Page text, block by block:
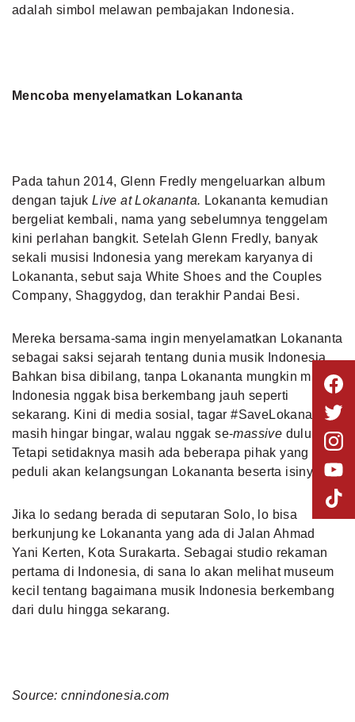
adalah simbol melawan pembajakan Indonesia.
Mencoba menyelamatkan Lokananta
Pada tahun 2014, Glenn Fredly mengeluarkan album
dengan tajukLive at Lokananta. Lokananta kemudian
bergeliat kembali, nama yang sebelumnya tenggelam
kini perlahan bangkit. Setelah Glenn Fredly, banyak
sekali musisi Indonesia yang merekam karyanya di
Lokananta, sebut saja White Shoes and the Couples
Company, Shaggydog, dan terakhir Pandai Besi.
Mereka bersama-sama ingin menyelamatkan Lokananta
sebagai saksi sejarah tentang dunia musik Indonesia.
Bahkan bisa dibilang, tanpa Lokananta mungkin musik
Indonesia nggak bisa berkembang jauh seperti
sekarang. Kini di media sosial, tagar #SaveLokananta
masih hingar bingar, walau nggak se-massive dulu.
Tetapi setidaknya masih ada beberapa pihak yang
peduli akan kelangsungan Lokananta beserta isinya.
Jika lo sedang berada di seputaran Solo, lo bisa
berkunjung ke Lokananta yang ada di Jalan Ahmad
Yani Kerten, Kota Surakarta. Sebagai studio rekaman
pertama di Indonesia, di sana lo akan melihat museum
kecil tentang bagaimana musik Indonesia berkembang
dari dulu hingga sekarang.
Source: cnnindonesia.com